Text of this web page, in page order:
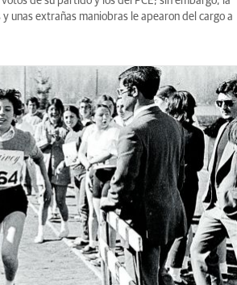
unas extrañas maniobras le apearon del cargo a